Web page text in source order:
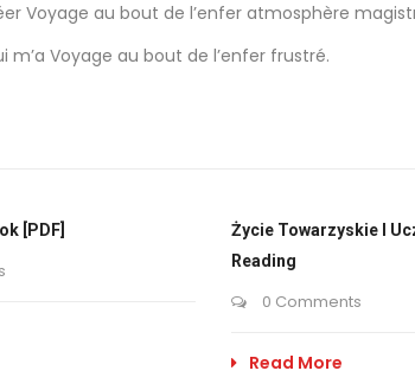
Voyage au bout de l’enfer atmosphère
Voyage au bout de l’enfer frustré.
[PDF]
Życie Towarzyskie I
Reading
0 Comments
Read More